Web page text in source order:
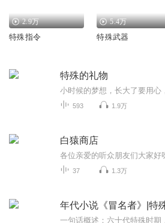
2.9万
特殊指令
5.4万
特殊武器
特殊的礼物
593 1.9万
白猿商店
37 1.3万
年代小说《冒名者》|特